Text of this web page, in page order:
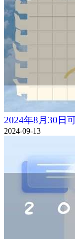
2024年8月30日
2024-09-13